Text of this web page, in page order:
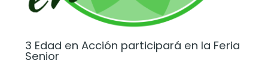
3 Edad en Acción participará en la Feria
Senior